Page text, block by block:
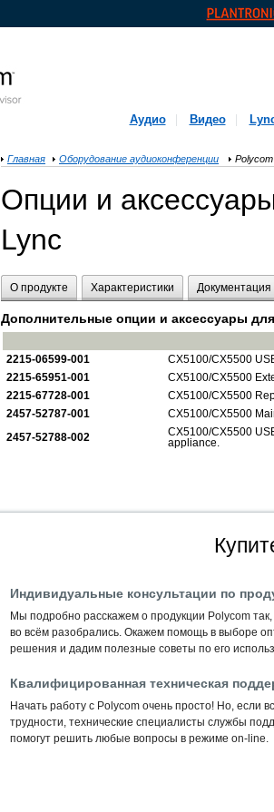
Аудио
Видео
Главная Оборудование аудиоконференции
Опции и
Lync
О продукте Характеристики Документация
Дополнительные опции и аксессуары
2215-06599-001
CX5100/CX5500
2215-65951-001
CX5100/CX5500
2215-67728-001
CX5100/CX5500
2457-52787-001
CX5100/CX5500
2457-52788-002
CX5100/CX5500
appliance.
Индивидуальные консультации по
Мы подробно расскажем о продукции Polycom
во всём разобрались. Окажем помощь в выборе
решения и дадим полезные советы по его
Квалифицированная техническая
Начать работу с Polycom очень просто! Но, если
трудности, технические специалисты службы
помогут решить любые вопросы в режиме on-line.